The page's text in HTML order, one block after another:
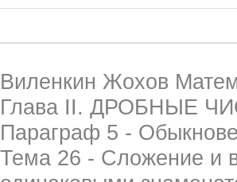
Виленкин Жохов
Глава II. ДРОБНЫЕ
Параграф 5 -
Тема 26 - Сложение и